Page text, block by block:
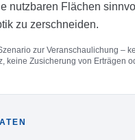
nutzbaren Flächen
zu zerschneiden.
zur Veranschaulichung –
keine Zusicherung von Erträgen